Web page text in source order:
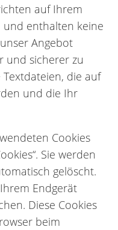
auf Ihrem
und enthalten keine
Angebot
und sicherer zu
die auf
und die Ihr
Cookies
Sie werden
gelöscht.
Endgerät
Diese Cookies
beim